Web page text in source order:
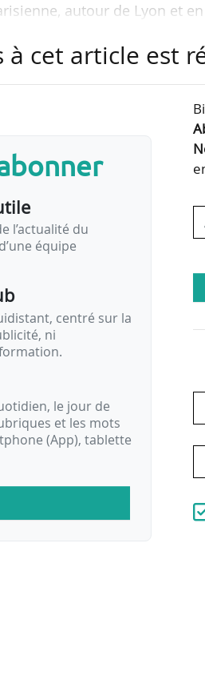
autour de Lyon et en
trois millions
de Daimler AG et
à cet article est
l’actualité du
équipe
centré sur la
ni
le jour de
et les mots
(App), tablette